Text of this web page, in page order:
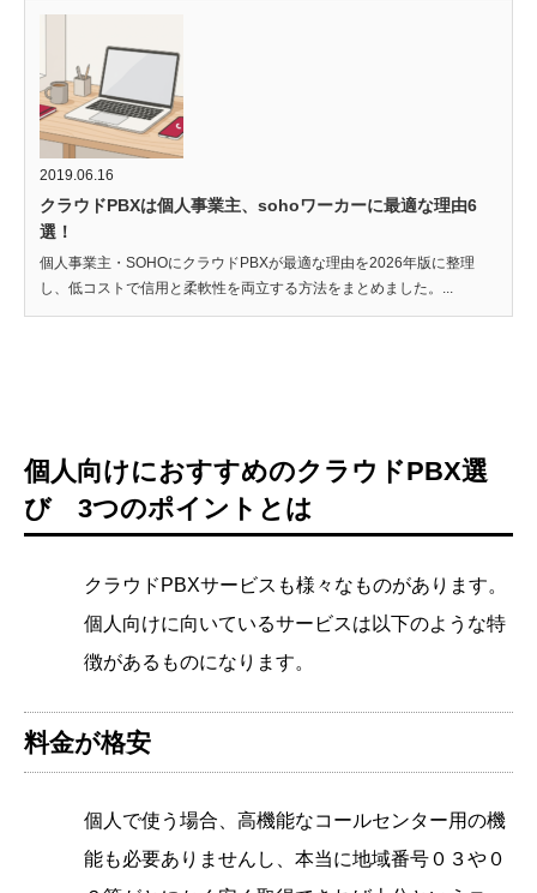
2019.06.16
クラウドPBXは個人事業主、sohoワーカーに最適な理由6
選！
個人事業主・SOHOにクラウドPBXが最適な理由を2026年版に整理
し、低コストで信用と柔軟性を両立する方法をまとめました。...
個人向けにおすすめのクラウドPBX選
び 3つのポイントとは
クラウドPBXサービスも様々なものがあります。
個人向けに向いているサービスは以下のような特
徴があるものになります。
料金が格安
個人で使う場合、高機能なコールセンター用の機
能も必要ありませんし、本当に地域番号０３や０